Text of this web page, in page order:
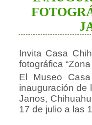
Invita Casa
fotográfica
El Museo
inauguración de
Janos,
17 de julio a las